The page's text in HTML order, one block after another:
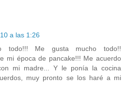
a las 1:26
todo!!! Me gusta mucho todo!!
mi época de pancake!!! Me acuerdo
mi madre... Y le ponía la cocina
muy pronto se los haré a mi